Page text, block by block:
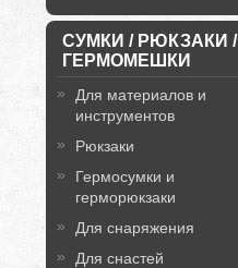
СУМКИ / РЮКЗАКИ /
ГЕРМОМЕШКИ
Для материалов и
инструментов
Рюкзаки
Гермосумки и
герморюкзаки
Для снаряжения
Для снастей